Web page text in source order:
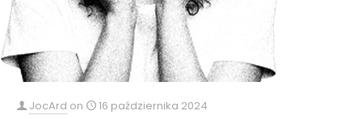
JocArd on 16 października 2024